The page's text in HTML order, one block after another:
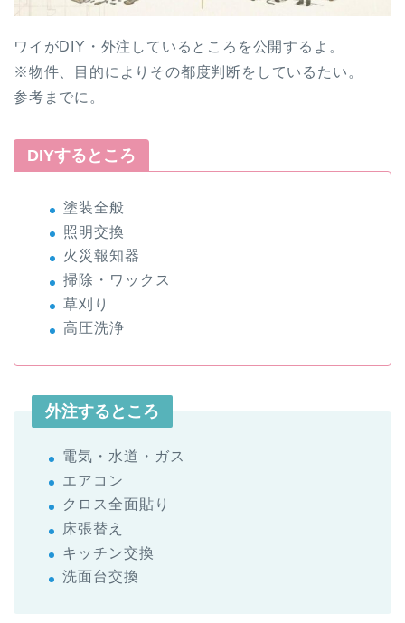
ワイがDIY・外注しているところを公開するよ。
※物件、目的によりその都度判断をしているたい。
参考までに。
DIYするところ
塗装全般
照明交換
火災報知器
掃除・ワックス
草刈り
高圧洗浄
外注するところ
電気・水道・ガス
エアコン
クロス全面貼り
床張替え
キッチン交換
洗面台交換